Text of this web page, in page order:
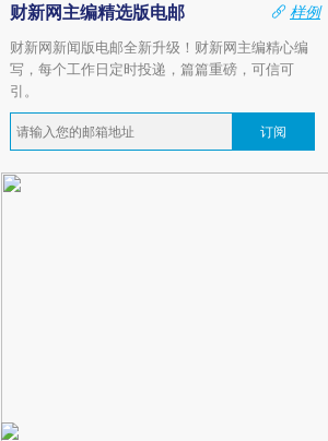
财新网主编精选版电邮
样例
财新网新闻版电邮全新升级！财新网主编精心编
写，每个工作日定时投递，篇篇重磅，可信可
引。
订阅